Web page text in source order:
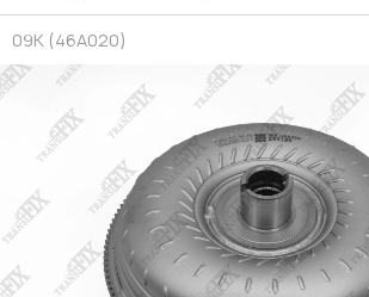
09K (46A020)